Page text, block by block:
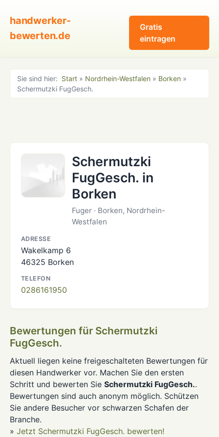
handwerker-
bewerten.de
Gratis
eintragen
Sie sind hier: Start » Nordrhein-Westfalen » Borken »
Schermutzki FugGesch.
Schermutzki
FugGesch. in
Borken
Fuger · Borken, Nordrhein-
Westfalen
ADRESSE
Wakelkamp 6
46325 Borken
TELEFON
0286161950
Bewertungen für Schermutzki
FugGesch.
Aktuell liegen keine freigeschalteten Bewertungen für
diesen Handwerker vor. Machen Sie den ersten
Schritt und bewerten Sie Schermutzki FugGesch..
Bewertungen sind auch anonym möglich. Schützen
Sie andere Besucher vor schwarzen Schafen der
Branche.
» Jetzt Schermutzki FugGesch. bewerten!